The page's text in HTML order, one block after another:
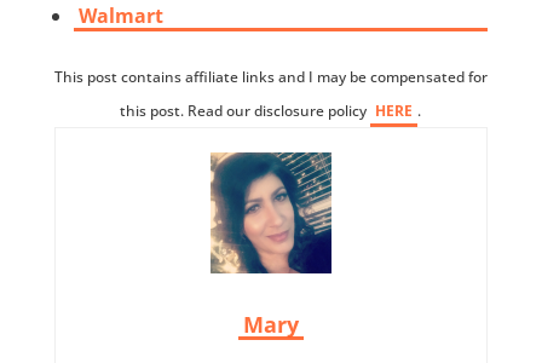
Walmart
This post contains affiliate links and I may be compensated for
this post. Read our disclosure policy HERE .
Mary